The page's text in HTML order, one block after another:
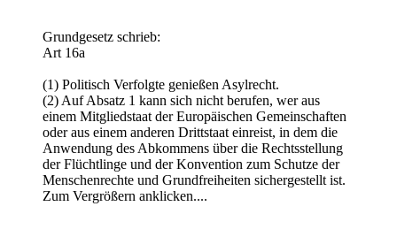
Grundgesetz schrieb:
Art 16a
(1) Politisch Verfolgte genießen Asylrecht.
(2) Auf Absatz 1 kann sich nicht berufen, wer aus
einem Mitgliedstaat der Europäischen Gemeinschaften
oder aus einem anderen Drittstaat einreist, in dem die
Anwendung des Abkommens über die Rechtsstellung
der Flüchtlinge und der Konvention zum Schutze der
Menschenrechte und Grundfreiheiten sichergestellt ist.
Zum Vergrößern anklicken....